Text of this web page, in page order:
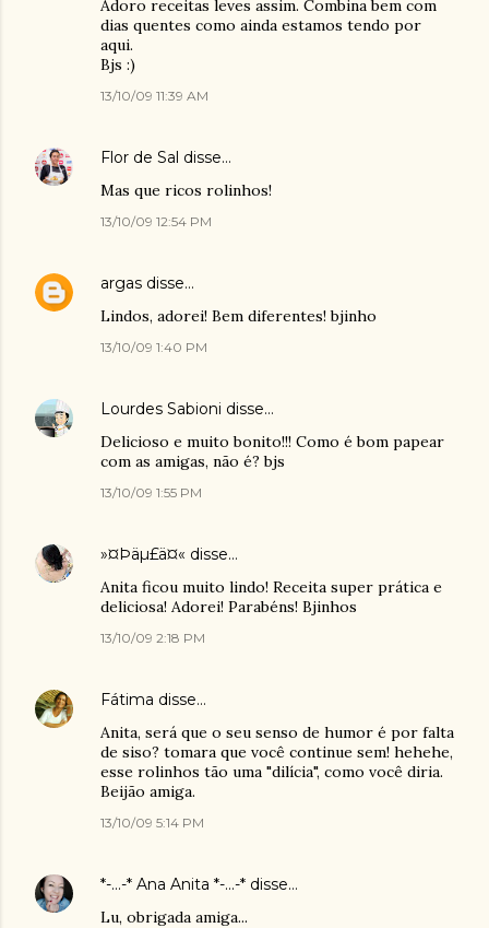
Adoro receitas leves assim. Combina bem com
dias quentes como ainda estamos tendo por
aqui.
Bjs :)
13/10/09 11:39 AM
Flor de Sal disse…
Mas que ricos rolinhos!
13/10/09 12:54 PM
argas disse…
Lindos, adorei! Bem diferentes! bjinho
13/10/09 1:40 PM
Lourdes Sabioni disse…
Delicioso e muito bonito!!! Como é bom papear
com as amigas, não é? bjs
13/10/09 1:55 PM
»¤Þäµ£ä¤« disse…
Anita ficou muito lindo! Receita super prática e
deliciosa! Adorei! Parabéns! Bjinhos
13/10/09 2:18 PM
Fátima disse…
Anita, será que o seu senso de humor é por falta
de siso? tomara que você continue sem! hehehe,
esse rolinhos tão uma "dilícia", como você diria.
Beijão amiga.
13/10/09 5:14 PM
*-...-* Ana Anita *-...-* disse…
Lu, obrigada amiga...